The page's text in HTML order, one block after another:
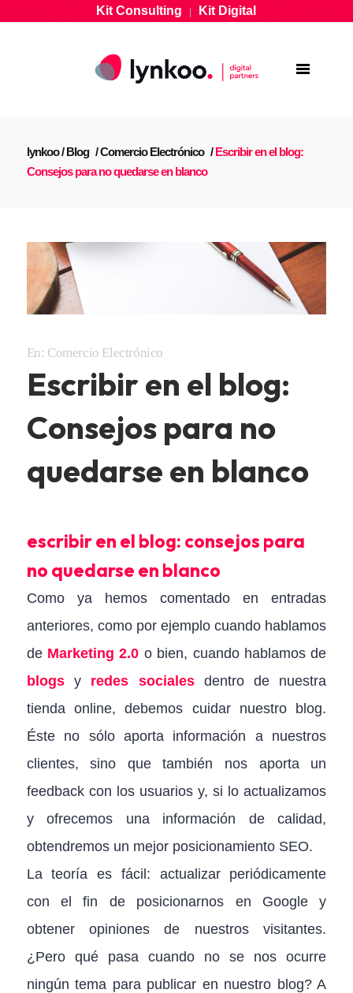
Kit Consulting|Kit Digital
lynkoo/Blog /Comercio Electrónico /Escribir en el blog:
Consejos para no quedarse en blanco
En: Comercio Electrónico
Escribir en el blog:
Consejos para no
quedarse en blanco
escribir en el blog: consejos para
no quedarse en blanco
Como ya hemos comentado en entradas
anteriores, como por ejemplo cuando hablamos
de Marketing 2.0 o bien, cuando hablamos de
blogsy redes socialesdentro de nuestra
tienda online, debemos cuidar nuestro blog.
Éste no sólo aporta información a nuestros
clientes, sino que también nos aporta un
feedback con los usuarios y, si lo actualizamos
y ofrecemos una información de calidad,
obtendremos un mejor posicionamiento SEO.
La teoría es fácil: actualizar periódicamente
con el fin de posicionarnos en Google y
obtener opiniones de nuestros visitantes.
¿Pero qué pasa cuando no se nos ocurre
ningún tema para publicar en nuestro blog? A